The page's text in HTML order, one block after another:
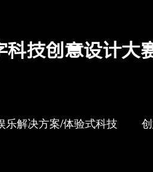
科技创意设计大
乐解决方案/体验式科技